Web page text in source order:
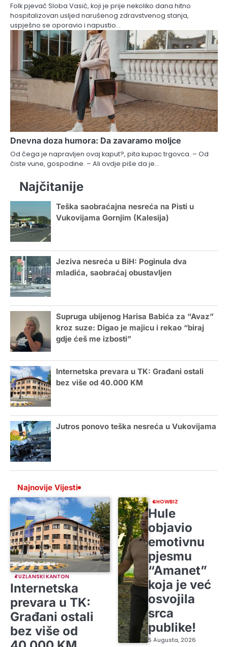
Folk pjevač Sloba Vasić, koji je prije nekoliko dana hitno
hospitalizovan usljed narušenog zdravstvenog stanja,
uspješno se oporavio i napustio…
Dnevna doza humora: Da zavaramo moljce
Od čega je napravljen ovaj kaput?, pita kupac trgovca. – Od
čiste vune, gospodine. – Ali ovdje piše da je…
Najčitanije
Teška saobraćajna nesreća na Pisti u
Vukovijama Gornjim (Kalesija)
Jeziva nesreća u BiH: Poginula dva
mladića, saobraćaj obustavljen
Supruga ubijenog Harisa Babića za “Avaz”
kroz suze: Digao je majicu i rekao “biraj
gdje ćeš me izbosti”
Internetska prevara u TK: Građani ostali
bez više od 40.000 KM
Jutros ponovo teška nesreća u Vukovijama
Najnovije Vijesti
TUZLANSKI KANTON
Internetska
prevara u TK:
Građani ostali
bez više od
SHOWBIZ
Hule
objavio
emotivnu
pjesmu
“Amanet”
koja je već
osvojila
srca
publike!
5 Augusta, 2026